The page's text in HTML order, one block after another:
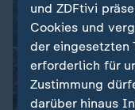
und ZDFtivi
Cookies und
der eingesetzten
erforderlich für
Zustimmung
darüber hinaus